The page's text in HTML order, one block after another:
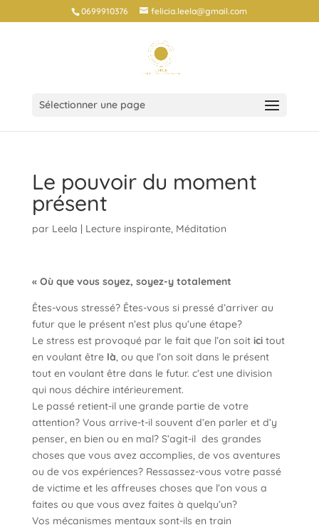
0699910376 felicia.leela@gmail.com
Sélectionner une page
Le pouvoir du moment
présent
par Leela | Lecture inspirante, Méditation
« Où que vous soyez, soyez-y totalement
Êtes-vous stressé? Êtes-vous si pressé d’arriver au
futur que le présent n’est plus qu’une étape?
Le stress est provoqué par le fait que l’on soit icitout
en voulant être là, ou que l’on soit dans le présent
tout en voulant être dans le futur. c’est une division
qui nous déchire intérieurement.
Le passé retient-il une grande partie de votre
attention? Vous arrive-t-il souvent d’en parler et d’y
penser, en bien ou en mal? S’agit-il des grandes
choses que vous avez accomplies, de vos aventures
ou de vos expériences? Ressassez-vous votre passé
de victime et les affreuses choses que l’on vous a
faites ou que vous avez faites à quelqu’un?
Vos mécanismes mentaux sont-ils en train